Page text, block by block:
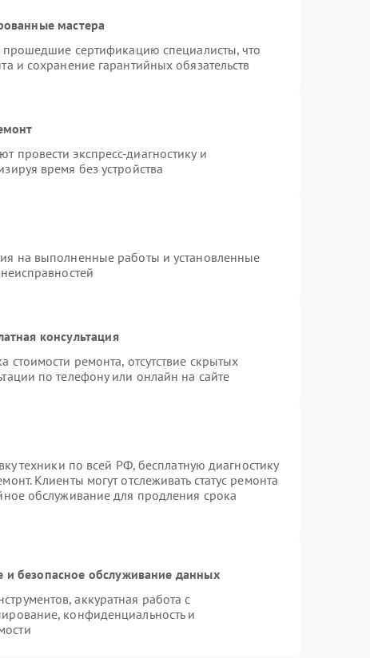
мастера
сертификацию специалисты, что
и сохранение гарантийных обязательств
провести экспресс-диагностику и
время без устройства
на выполненные работы и установленные
консультация
ремонта, отсутствие скрытых
по телефону или онлайн на сайте
техники по всей РФ, бесплатную диагностику
Клиенты могут отслеживать статус ремонта
обслуживание для продления срока
безопасное обслуживание данных
аккуратная работа с
конфиденциальность и